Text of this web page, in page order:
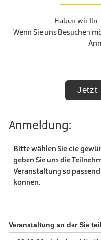
Haben wir Ihr
Wenn Sie uns Besuchen
Jetzt
Anmeldung:
Bitte wählen Sie die
geben Sie uns die
Veranstaltung so
können.
Veranstaltung an der Sie